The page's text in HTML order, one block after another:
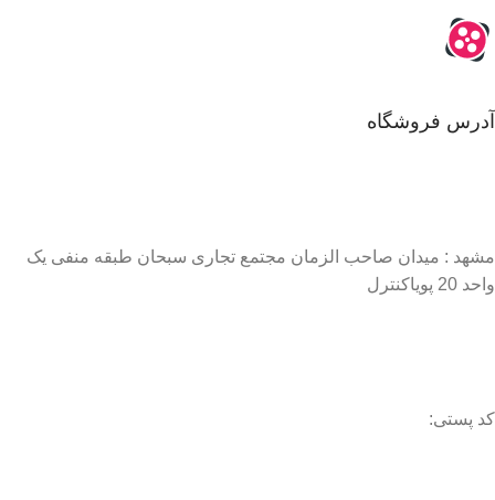
آدرس فروشگاه
مشهد : میدان صاحب الزمان مجتمع تجاری سبحان طبقه منفی یک
واحد 20 پویاکنترل
کد پستی: